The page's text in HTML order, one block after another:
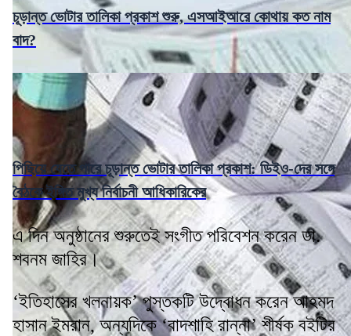
চূড়ান্ত ভোটার তালিকা প্রকাশ শুরু, এসআইআরে কোথায় কত নাম
বাদ?
পিছিয়ে যেতে পারে চূড়ান্ত ভোটার তালিকা প্রকাশ: ডিইও-দের সঙ্গে
বৈঠকে ইঙ্গিত মুখ্য নির্বাচনী আধিকারিকের
এ দিন অনুষ্ঠানের শুরুতেই সংগীত পরিবেশন করেন ডা.
শবনম জাহির।
‘ইতিহাসের খলনায়ক’ পুস্তকটি উদ্বোধন করেন আহমদ
হাসান ইমরান, অন্যদিকে ‘বাদশাহি রান্না’ শীর্ষক বইটির